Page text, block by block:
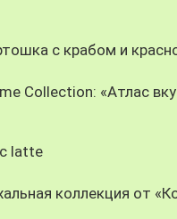
с крабом и
Collection: «Атлас
latte
коллекция от